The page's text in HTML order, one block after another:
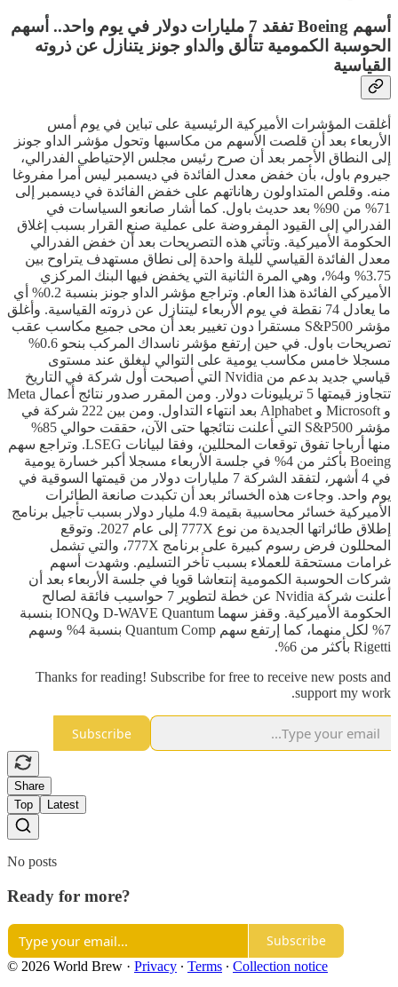
أسهم Boeing تفقد 7 مليارات دولار في يوم واحد.. أسهم
الحوسبة الكمومية تتألق والداو جونز يتنازل عن ذروته
القياسية
أغلقت المؤشرات الأميركية الرئيسية على تباين في يوم أمس
الأربعاء بعد أن قلصت الأسهم من مكاسبها وتحول مؤشر الداو جونز
إلى النطاق الأحمر بعد أن صرح رئيس مجلس الإحتياطي الفدرالي،
جيروم باول، بأن خفض معدل الفائدة في ديسمبر ليس أمرا مفروغا
منه. وقلص المتداولون رهاناتهم على خفض الفائدة في ديسمبر إلى
71% من 90% بعد حديث باول. كما أشار صانعو السياسات في
الفدرالي إلى القيود المفروضة على عملية صنع القرار بسبب إغلاق
الحكومة الأميركية. وتأتي هذه التصريحات بعد أن خفض الفدرالي
معدل الفائدة القياسي لليلة واحدة إلى نطاق مستهدف يتراوح بين
3.75% و4%، وهي المرة الثانية التي يخفض فيها البنك المركزي
الأميركي الفائدة هذا العام. وتراجع مؤشر الداو جونز بنسبة 0.2% أي
ما يعادل 74 نقطة في يوم الأربعاء ليتنازل عن ذروته القياسية. وأغلق
مؤشر S&P500 مستقرا دون تغيير بعد أن محى جميع مكاسب عقب
تصريحات باول. في حين إرتفع مؤشر ناسداك المركب بنحو 0.6%
مسجلا خامس مكاسب يومية على التوالي ليغلق عند مستوى
قياسي جديد بدعم من Nvidia التي أصبحت أول شركة في التاريخ
تتجاوز قيمتها 5 تريليونات دولار. ومن المقرر صدور نتائج أعمال Meta
و Microsoft و Alphabet بعد انتهاء التداول. ومن بين 222 شركة في
مؤشر S&P500 التي أعلنت نتائجها حتى الآن، حققت حوالي 85%
منها أرباحا تفوق توقعات المحللين، وفقا لبيانات LSEG. وتراجع سهم
Boeing بأكثر من 4% في جلسة الأربعاء مسجلا أكبر خسارة يومية
في 4 أشهر، لتفقد الشركة 7 مليارات دولار من قيمتها السوقية في
يوم واحد. وجاءت هذه الخسائر بعد أن تكبدت صانعة الطائرات
الأميركية خسائر محاسبية بقيمة 4.9 مليار دولار بسبب تأجيل برنامج
إطلاق طائراتها الجديدة من نوع 777X إلى عام 2027. وتوقع
المحللون فرض رسوم كبيرة على برنامج 777X، والتي تشمل
غرامات مستحقة للعملاء بسبب تأخر التسليم. وشهدت أسهم
شركات الحوسبة الكمومية إنتعاشا قويا في جلسة الأربعاء بعد أن
أعلنت شركة Nvidia عن خطة لتطوير 7 حواسيب فائقة لصالح
الحكومة الأميركية. وقفز سهما D-WAVE Quantum وIONQ بنسبة
7% لكل منهما، كما إرتفع سهم Quantum Comp بنسبة 4% وسهم
Rigetti بأكثر من 6%.
Thanks for reading! Subscribe for free to receive new posts and
support my work.
Subscribe
Share
Top
Latest
No posts
Ready for more?
Subscribe
© 2026 World Brew · Privacy ∙ Terms ∙ Collection notice